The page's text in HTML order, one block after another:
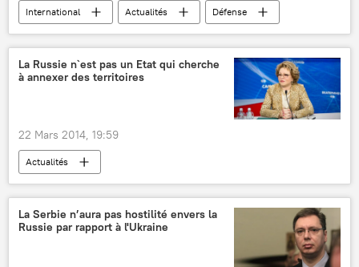
International Actualités Défense
La Russie n`est pas un Etat qui cherche
à annexer des territoires
22 Mars 2014, 19:59
Actualités
La Serbie n’aura pas hostilité envers la
Russie par rapport à l'Ukraine